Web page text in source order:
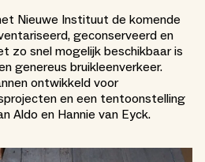
Nieuwe Instituut de komende
geconserveerd en
zo snel mogelijk beschikbaar is
genereus bruikleenverkeer.
ontwikkeld voor
en een tentoonstelling
Aldo en Hannie van Eyck.